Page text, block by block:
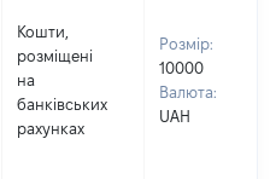
Кошти,
розміщені
на
банківських
рахунках
Розмір:
10000
Валюта:
UAH